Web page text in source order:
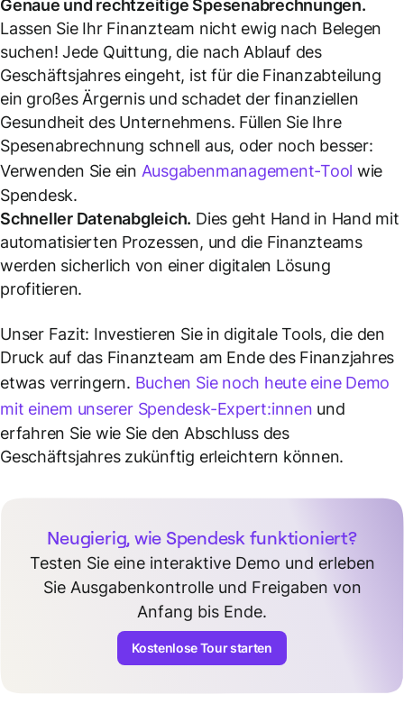
Genaue und rechtzeitige Spesenabrechnungen.
Lassen Sie Ihr Finanzteam nicht ewig nach Belegen
suchen! Jede Quittung, die nach Ablauf des
Geschäftsjahres eingeht, ist für die Finanzabteilung
ein großes Ärgernis und schadet der finanziellen
Gesundheit des Unternehmens. Füllen Sie Ihre
Spesenabrechnung schnell aus, oder noch besser:
Verwenden Sie ein Ausgabenmanagement-Tool wie
Spendesk.
Schneller Datenabgleich. Dies geht Hand in Hand mit
automatisierten Prozessen, und die Finanzteams
werden sicherlich von einer digitalen Lösung
profitieren.
Unser Fazit: Investieren Sie in digitale Tools, die den
Druck auf das Finanzteam am Ende des Finanzjahres
etwas verringern. Buchen Sie noch heute eine Demo
mit einem unserer Spendesk-Expert:innen und
erfahren Sie wie Sie den Abschluss des
Geschäftsjahres zukünftig erleichtern können.
Neugierig, wie Spendesk funktioniert?
Testen Sie eine interaktive Demo und erleben
Sie Ausgabenkontrolle und Freigaben von
Anfang bis Ende.
Kostenlose Tour starten